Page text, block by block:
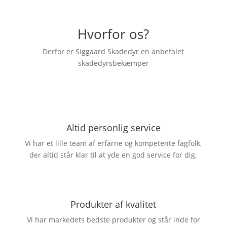
Hvorfor os?
Derfor er Siggaard Skadedyr en anbefalet
skadedyrsbekæmper
Altid personlig service
Vi har et lille team af erfarne og kompetente fagfolk,
der altid står klar til at yde en god service for dig.
Produkter af kvalitet
Vi har markedets bedste produkter og står inde for